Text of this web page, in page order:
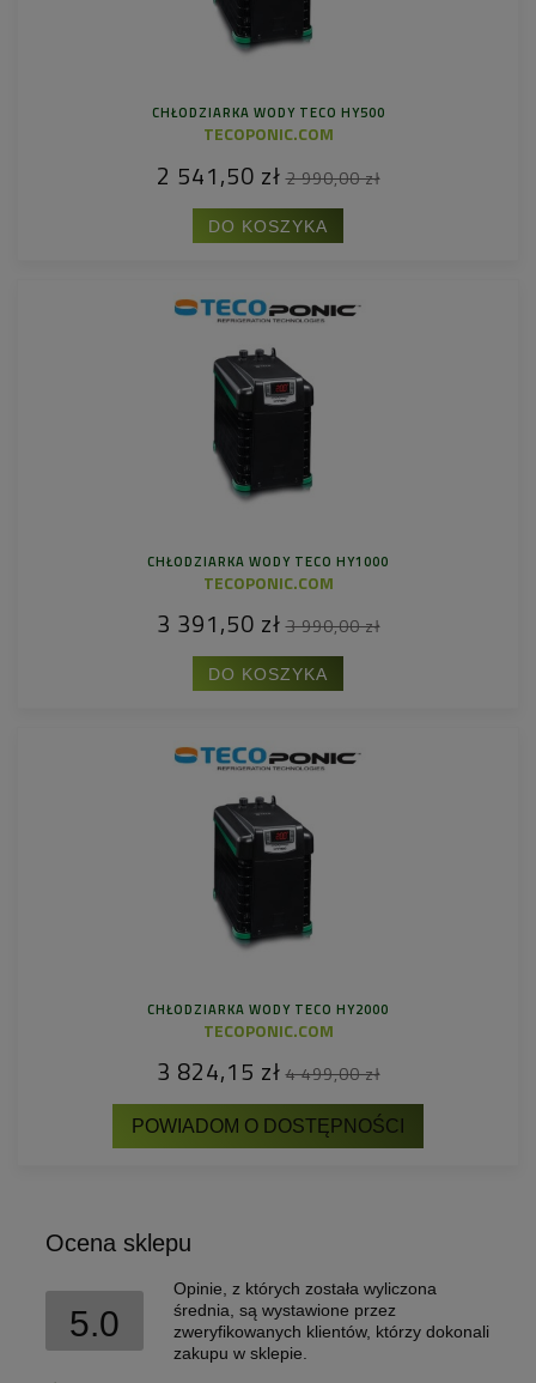
CHŁODZIARKA WODY TECO HY500
TECOPONIC.COM
2 541,50 zł 2 990,00 zł
DO KOSZYKA
CHŁODZIARKA WODY TECO HY1000
TECOPONIC.COM
3 391,50 zł 3 990,00 zł
DO KOSZYKA
CHŁODZIARKA WODY TECO HY2000
TECOPONIC.COM
3 824,15 zł 4 499,00 zł
POWIADOM O DOSTĘPNOŚCI
Ocena sklepu
5.0
Opinie, z których została wyliczona
średnia, są wystawione przez
zweryfikowanych klientów, którzy dokonali
zakupu w sklepie.